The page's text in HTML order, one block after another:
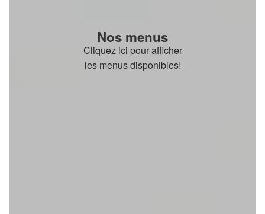
Nos menus
Cliquez ici pour afficher
les menus disponibles!